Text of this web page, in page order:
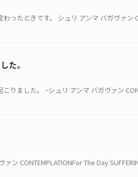
ったときです。 シュリ アンマ バガヴァン
た。
りました。 −シュリ アンマ バガヴァン
CONTEMPLATIONFor The Day